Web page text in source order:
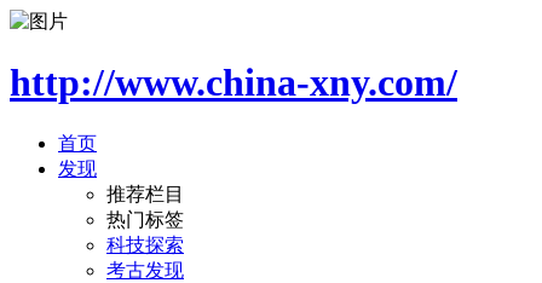
http://www.china-xny.com/
首页
发现
推荐栏目
热门标签
科技探索
考古发现